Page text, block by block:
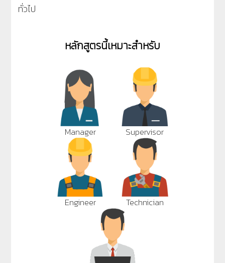
ทั่วไป
หลักสูตรนี้เหมาะสำหรับ
Manager Supervisor
Engineer Technician